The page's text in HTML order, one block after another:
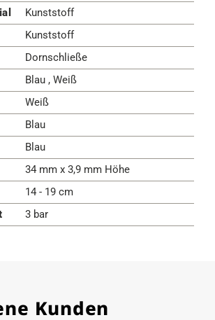
Kunststoff
Kunststoff
Dornschließe
Blau , Weiß
Weiß
Blau
Blau
34 mm x 3,9 mm Höhe
14 - 19 cm
3 bar
Kunden